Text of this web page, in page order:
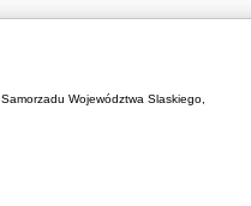
Samorzadu Województwa Slaskiego,